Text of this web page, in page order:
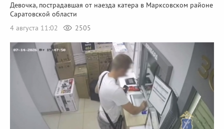
Девочка, пострадавшая от наезда катера в Марксовском районе
Саратовской области
4 августа 11:02
2505